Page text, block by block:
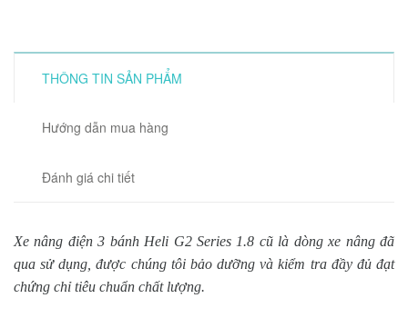
THÔNG TIN SẢN PHẨM
Hướng dẫn mua hàng
Đánh giá chi tiết
Xe nâng điện 3 bánh Heli G2 Series 1.8 cũ là dòng xe nâng đã
qua sử dụng, được chúng tôi bảo dưỡng và kiểm tra đầy đủ đạt
chứng chỉ tiêu chuẩn chất lượng.